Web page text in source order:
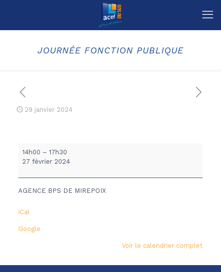
JOURNÉE FONCTION PUBLIQUE
29 janvier 2024
JOURNÉE
FONCTION
14h00 – 17h30
27 février 2024
AGENCE BPS DE MIREPOIX
iCal
Google
Voir le calendrier complet